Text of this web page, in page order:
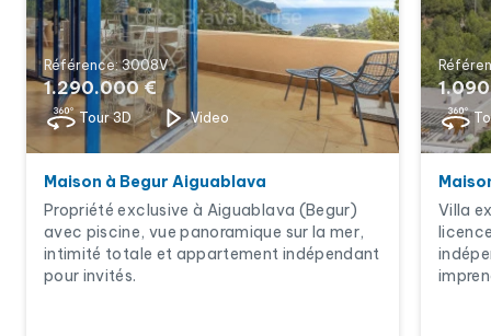
Référence: 3008V
1.290.000 €
Tour 3D Video
Maison à Begur Aiguablava
Propriété exclusive à Aiguablava (Begur)
avec piscine, vue panoramique sur la mer,
intimité totale et appartement indépendant
pour invités.
Villa